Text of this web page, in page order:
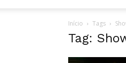
Início Tags
Tag: